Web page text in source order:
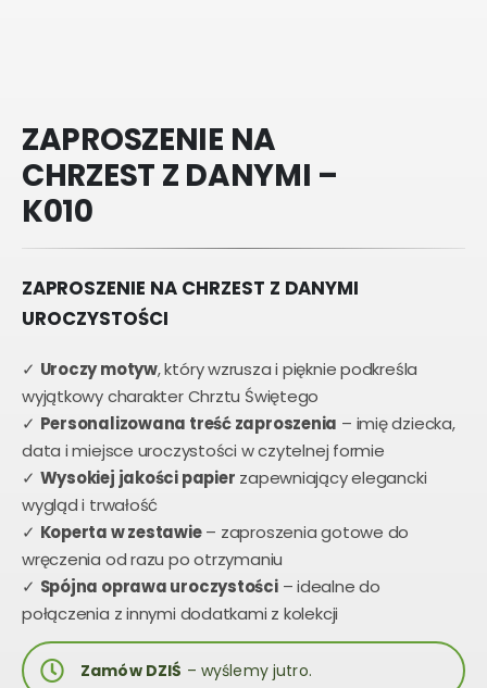
ZAPROSZENIE NA
CHRZEST Z DANYMI –
K010
ZAPROSZENIE NA CHRZEST Z DANYMI
UROCZYSTOŚCI
✓ Uroczy motyw, który wzrusza i pięknie podkreśla
wyjątkowy charakter Chrztu Świętego
✓ Personalizowana treść zaproszenia – imię dziecka,
data i miejsce uroczystości w czytelnej formie
✓ Wysokiej jakości papier zapewniający elegancki
wygląd i trwałość
✓ Koperta w zestawie– zaproszenia gotowe do
wręczenia od razu po otrzymaniu
✓ Spójna oprawa uroczystości– idealne do
połączenia z innymi dodatkami z kolekcji
Zamów DZIŚ – wyślemy jutro.